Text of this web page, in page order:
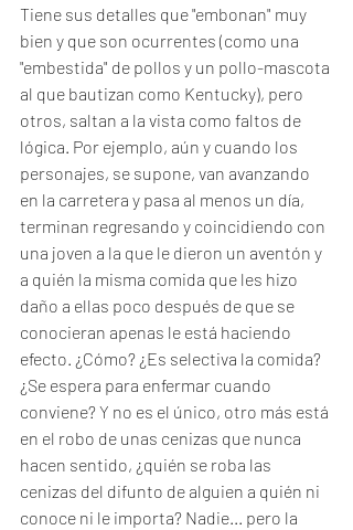
Tiene sus detalles que "embonan" muy
bien y que son ocurrentes (como una
"embestida" de pollos y un pollo-mascota
al que bautizan como Kentucky), pero
otros, saltan a la vista como faltos de
lógica. Por ejemplo, aún y cuando los
personajes, se supone, van avanzando
en la carretera y pasa al menos un día,
terminan regresando y coincidiendo con
una joven a la que le dieron un aventón y
a quién la misma comida que les hizo
daño a ellas poco después de que se
conocieran apenas le está haciendo
efecto. ¿Cómo? ¿Es selectiva la comida?
¿Se espera para enfermar cuando
conviene? Y no es el único, otro más está
en el robo de unas cenizas que nunca
hacen sentido, ¿quién se roba las
cenizas del difunto de alguien a quién ni
conoce ni le importa? Nadie... pero la